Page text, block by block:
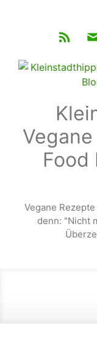
Food
Vegane Rezepte
denn: "Nicht